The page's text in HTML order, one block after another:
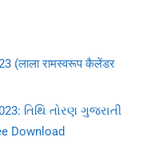
(लाला रामस्वरूप कैलेंडर
તિથિ તોરણ ગુજરાતી
Download